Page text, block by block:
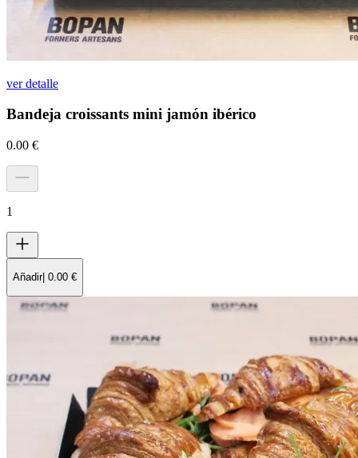
ver detalle
Bandeja croissants mini jamón ibérico
0.00 €
1
Añadir| 0.00 €